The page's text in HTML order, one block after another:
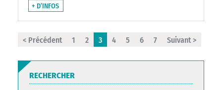
+ D’INFOS
< Précédent 1 2 3 4 5 6 7 Suivant >
RECHERCHER